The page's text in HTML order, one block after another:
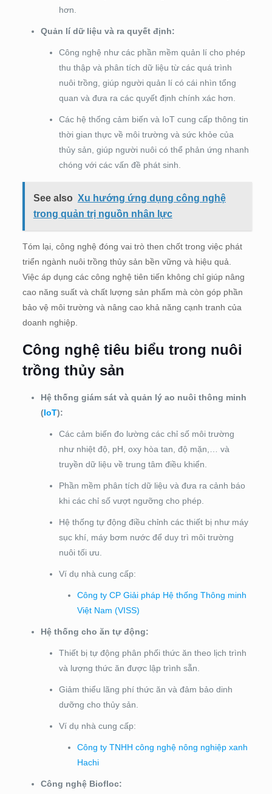
hơn.
Quản lí dữ liệu và ra quyết định:
Công nghệ như các phần mềm quản lí cho phép
thu thập và phân tích dữ liệu từ các quá trình
nuôi trồng, giúp người quản lí có cái nhìn tổng
quan và đưa ra các quyết định chính xác hơn.
Các hệ thống cảm biến và IoT cung cấp thông tin
thời gian thực về môi trường và sức khỏe của
thủy sản, giúp người nuôi có thể phản ứng nhanh
chóng với các vấn đề phát sinh.
See also Xu hướng ứng dụng công nghệ
trong quản trị nguồn nhân lực
Tóm lại, công nghệ đóng vai trò then chốt trong việc phát
triển ngành nuôi trồng thủy sản bền vững và hiệu quả.
Việc áp dụng các công nghệ tiên tiến không chỉ giúp nâng
cao năng suất và chất lượng sản phẩm mà còn góp phần
bảo vệ môi trường và nâng cao khả năng cạnh tranh của
doanh nghiệp.
Công nghệ tiêu biểu trong nuôi
trồng thủy sản
Hệ thống giám sát và quản lý ao nuôi thông minh
(IoT):
Các cảm biến đo lường các chỉ số môi trường
như nhiệt độ, pH, oxy hòa tan, độ mặn,… và
truyền dữ liệu về trung tâm điều khiển.
Phần mềm phân tích dữ liệu và đưa ra cảnh báo
khi các chỉ số vượt ngưỡng cho phép.
Hệ thống tự động điều chỉnh các thiết bị như máy
sục khí, máy bơm nước để duy trì môi trường
nuôi tối ưu.
Ví dụ nhà cung cấp:
Công ty CP Giải pháp Hệ thống Thông minh
Việt Nam (VISS)
Hệ thống cho ăn tự động:
Thiết bị tự động phân phối thức ăn theo lịch trình
và lượng thức ăn được lập trình sẵn.
Giảm thiểu lãng phí thức ăn và đảm bảo dinh
dưỡng cho thủy sản.
Ví dụ nhà cung cấp:
Công ty TNHH công nghệ nông nghiệp xanh
Hachi
Công nghệ Biofloc: